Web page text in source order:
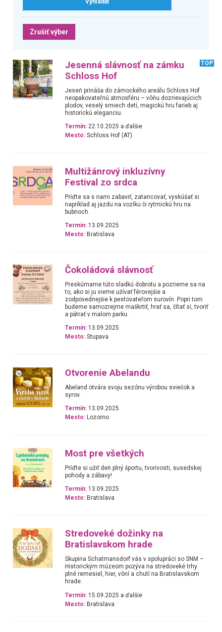
Zrušiť výber
Jesenná slávnosť na zámku
Schloss Hof
TOP
Jeseň prináša do zámockého areálu Schloss Hof
neopakovateľnú atmosféru – vôňu dozrievajúcich
plodov, veselý smiech detí, magickú hru farieb aj
historickú eleganciu.
Termín: 22.10.2025 a ďalšie
Mesto: Schloss Hof (AT)
Multižánrový inkluzívny
Festival zo srdca
Príďte sa s nami zabaviť, zatancovať, vyskúšať si
napríklad aj jazdu na vozíku či rytmickú hru na
bubnoch.
Termín: 13.09.2025
Mesto: Bratislava
Čokoládová slávnosť
Preskúmame túto sladkú dobrotu a pozrieme sa na
to, ako si ju vieme užívať férovejšie a
zodpovednejšie k pestovateľom surovín. Popri tom
budeme samozrejme maškrtiť, hrať sa, čítať si, tvoriť
a pátrať v malom parku.
Termín: 13.09.2025
Mesto: Stupava
Otvorenie Abelandu
Abeland otvára svoju sezónu výrobou sviečok a
syrov.
Termín: 13.09.2025
Mesto: Lozorno
Most pre všetkých
Príďte si užiť deň plný športu, tvorivosti, susedskej
pohody a zábavy!
Termín: 13.09.2025
Mesto: Bratislava
Stredoveké dožinky na
Bratislavskom hrade
Skupina Schatmansdorf vás v spolupráci so SNM –
Historickým múzeom pozýva na stredoveké trhy
plné remesiel, hier, vôní a chutí na Bratislavskom
hrade.
Termín: 15.09.2025 a ďalšie
Mesto: Bratislava